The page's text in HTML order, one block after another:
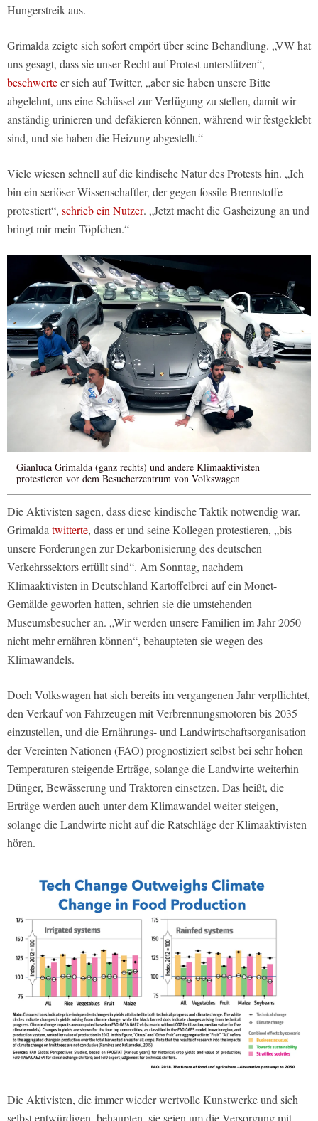
Hungerstreik aus.
Grimalda zeigte sich sofort empört über seine Behandlung. „VW hat
uns gesagt, dass sie unser Recht auf Protest unterstützen“,
beschwerteer sich auf Twitter, „aber sie haben unsere Bitte
abgelehnt, uns eine Schüssel zur Verfügung zu stellen, damit wir
anständig urinieren und defäkieren können, während wir festgeklebt
sind, und sie haben die Heizung abgestellt.“
Viele wiesen schnell auf die kindische Natur des Protests hin. „Ich
bin ein seriöser Wissenschaftler, der gegen fossile Brennstoffe
protestiert“, schrieb ein Nutzer. „Jetzt macht die Gasheizung an und
bringt mir mein Töpfchen.“
Gianluca Grimalda (ganz rechts) und andere Klimaaktivisten
protestieren vor dem Besucherzentrum von Volkswagen
Die Aktivisten sagen, dass diese kindische Taktik notwendig war.
Grimaldatwitterte, dass er und seine Kollegen protestieren, „bis
unsere Forderungen zur Dekarbonisierung des deutschen
Verkehrssektors erfüllt sind“. Am Sonntag, nachdem
Klimaaktivisten in Deutschland Kartoffelbrei auf ein Monet-
Gemälde geworfen hatten, schrien sie die umstehenden
Museumsbesucher an. „Wir werden unsere Familien im Jahr 2050
nicht mehr ernähren können“, behaupteten sie wegen des
Klimawandels.
Doch Volkswagen hat sich bereits im vergangenen Jahr verpflichtet,
den Verkauf von Fahrzeugen mit Verbrennungsmotoren bis 2035
einzustellen, und die Ernährungs- und Landwirtschaftsorganisation
der Vereinten Nationen (FAO) prognostiziert selbst bei sehr hohen
Temperaturen steigende Erträge, solange die Landwirte weiterhin
Dünger, Bewässerung und Traktoren einsetzen. Das heißt, die
Erträge werden auch unter dem Klimawandel weiter steigen,
solange die Landwirte nicht auf die Ratschläge der Klimaaktivisten
hören.
Die Aktivisten, die immer wieder wertvolle Kunstwerke und sich
selbst entwürdigen, behaupten, sie seien um die Versorgung mit